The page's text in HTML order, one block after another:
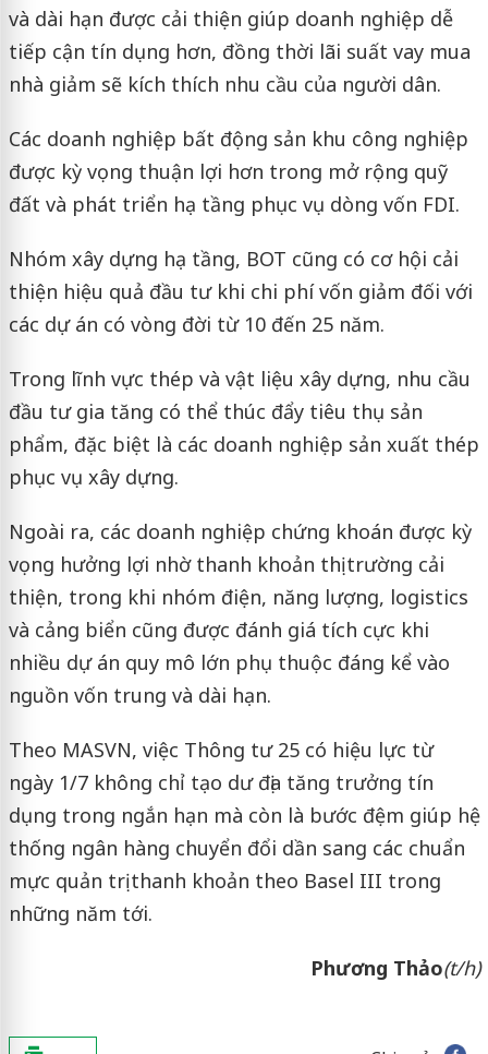
và dài hạn được cải thiện giúp doanh nghiệp dễ
tiếp cận tín dụng hơn, đồng thời lãi suất vay mua
nhà giảm sẽ kích thích nhu cầu của người dân.
Các doanh nghiệp bất động sản khu công nghiệp
được kỳ vọng thuận lợi hơn trong mở rộng quỹ
đất và phát triển hạ tầng phục vụ dòng vốn FDI.
Nhóm xây dựng hạ tầng, BOT cũng có cơ hội cải
thiện hiệu quả đầu tư khi chi phí vốn giảm đối với
các dự án có vòng đời từ 10 đến 25 năm.
Trong lĩnh vực thép và vật liệu xây dựng, nhu cầu
đầu tư gia tăng có thể thúc đẩy tiêu thụ sản
phẩm, đặc biệt là các doanh nghiệp sản xuất thép
phục vụ xây dựng.
Ngoài ra, các doanh nghiệp chứng khoán được kỳ
vọng hưởng lợi nhờ thanh khoản thị trường cải
thiện, trong khi nhóm điện, năng lượng, logistics
và cảng biển cũng được đánh giá tích cực khi
nhiều dự án quy mô lớn phụ thuộc đáng kể vào
nguồn vốn trung và dài hạn.
Theo MASVN, việc Thông tư 25 có hiệu lực từ
ngày 1/7 không chỉ tạo dư địa tăng trưởng tín
dụng trong ngắn hạn mà còn là bước đệm giúp hệ
thống ngân hàng chuyển đổi dần sang các chuẩn
mực quản trị thanh khoản theo Basel III trong
những năm tới.
Phương Thảo(t/h)